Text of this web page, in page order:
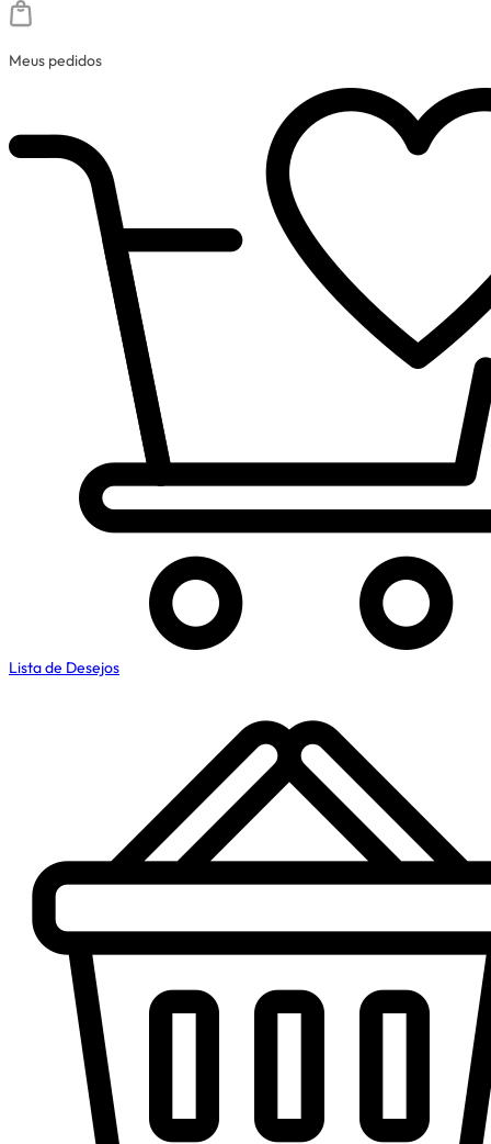
Meus pedidos
Lista de Desejos